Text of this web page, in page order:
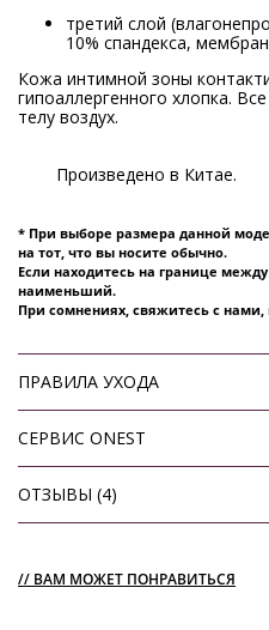
третий слой
10% спандекса,
Кожа интимной зоны
гипоаллергенного хлопка.
телу воздух.
Произведено в Китае.
* При выборе размера данной
на тот, что вы носите обычно.
Если находитесь на границе
наименьший.
При сомнениях, свяжитесь с
ПРАВИЛА УХОДА
СЕРВИС ONEST
ОТЗЫВЫ (4)
// ВАМ МОЖЕТ ПОНРАВИТЬСЯ